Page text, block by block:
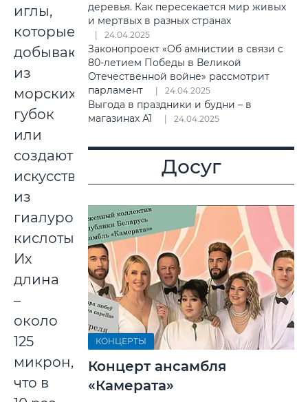
иглы,
которые
добывают
из
морских
губок
или
создают
искусственно
из
гиалуроновой
кислоты.
Их
длина
–
около
125
микрон,
что в
деревья. Как пересекается мир живых
и мертвых в разных странах
24.04.2025
Законопроект «Об амнистии в связи с
80-летием Победы в Великой
Отечественной войне» рассмотрит
парламент
24.04.2025
Выгода в праздники и будни – в
магазинах А1
24.04.2025
Досуг
КОНЦЕРТЫ
Концерт ансамбля
«Камерата»